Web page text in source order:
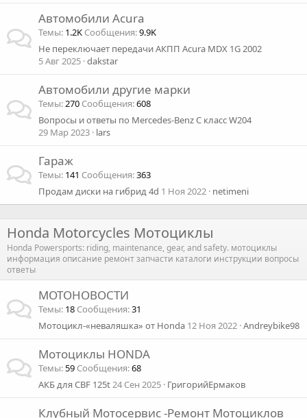
Автомобили Acura
Темы 1.2K Сообщения 9.9K
Не переключает передачи АКПП Acura MDX 1G 2002
5 Авг 2025 dakstar
Автомобили другие марки
Темы 270 Сообщения 608
Вопросы и ответы по Mercedes-Benz C класс W204
29 Мар 2023 lars
Гараж
Темы 141 Сообщения 363
Продам диски на гибрид 4d 1 Ноя 2022 netimeni
Honda Motorcycles Мотоциклы
Honda Powersports: riding, maintenance, gear, and safety. мотоциклы
информация описание ремонт запчасти каталоги инструкции вопросы
ответы
МОТОНОВОСТИ
Темы 18 Сообщения 31
Мотоцикл-«неваляшка» от Honda 12 Ноя 2022 Andreybike98
Мотоциклы HONDA
Темы 59 Сообщения 68
АКБ для CBF 125t24 Сен 2025 ГригорийЕрмаков
Клубный Мотосервис -Ремонт Мотоциклов